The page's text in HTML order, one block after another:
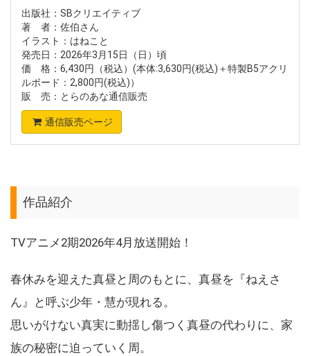
出版社：SBクリエイティブ
著 者：佐伯さん
イラスト：はねこと
発売日：2026年3月15日（日）頃
価 格：6,430円（税込）(本体:3,630円(税込)＋特製B5アクリ
ルボード：2,800円(税込)）
販 売：とらのあな通信販売
通信販売ページ
作品紹介
TVアニメ2期2026年4月放送開始！
春休みを迎えた真昼と周のもとに、真昼を『ねえさ
ん』と呼ぶ少年・慧が現れる。
思いがけない真実に動揺し傷つく真昼の代わりに、家
族の秘密に迫っていく周。